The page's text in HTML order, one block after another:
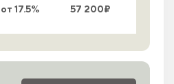
от 17.5% 57 200₽